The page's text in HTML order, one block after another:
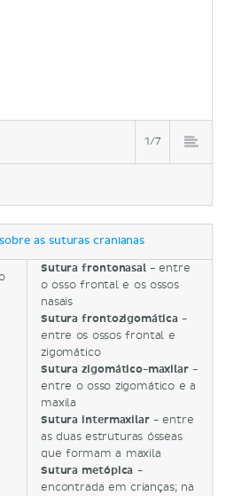
1/7
as suturas cranianas
Sutura frontonasal - entre
o osso frontal e os ossos
nasais
Sutura frontozigomática -
entre os ossos frontal e
zigomático
Sutura zigomático-maxilar -
entre o osso zigomático e a
maxila
Sutura intermaxilar -entre
as duas estruturas ósseas
que formam a maxila
Sutura metópica -
encontrada em crianças; na